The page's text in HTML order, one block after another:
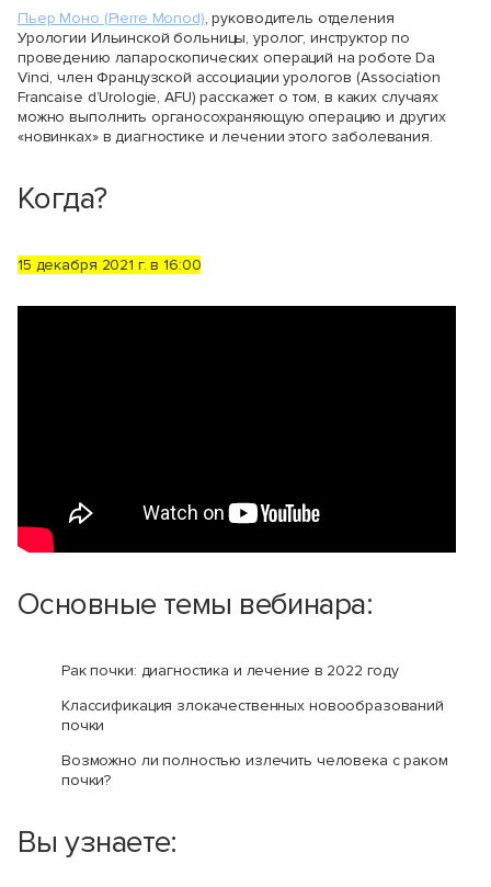
Пьер Моно (Pierre Monod), руководитель отделения
Урологии Ильинской больницы, уролог, инструктор по
проведению лапароскопических операций на роботе Da
Vinci, член Французской ассоциации урологов (Association
Francaise d’Urologie, AFU) расскажет о том, в каких случаях
можно выполнить органосохраняющую операцию и других
«новинках» в диагностике и лечении этого заболевания.
Когда?
15 декабря 2021 г. в 16:00
Основные темы вебинара:
Рак почки: диагностика и лечение в 2022 году
Классификация злокачественных новообразований
почки
Возможно ли полностью излечить человека с раком
почки?
Вы узнаете: